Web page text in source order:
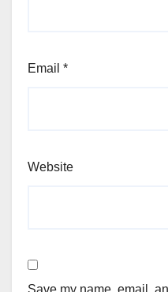
Email *
Website